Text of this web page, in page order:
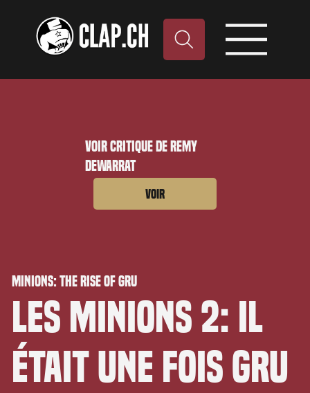
Voir critique de Remy
Dewarrat
Voir
Minions: The Rise of Gru
Les Minions 2: il
était une fois Gru